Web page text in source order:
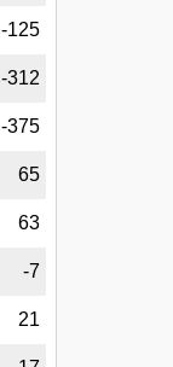
-125
-312
-375
65
63
-7
21